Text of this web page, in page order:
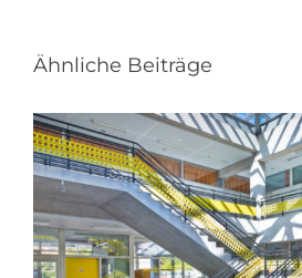
Ähnliche Beiträge